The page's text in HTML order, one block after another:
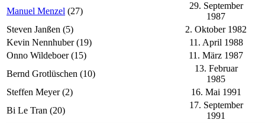
Manuel Menzel (27)
29. September
1987
Steven Janßen (5)
2. Oktober 1982
Kevin Nennhuber (19)
11. April 1988
Onno Wildeboer (15)
11. März 1987
Bernd Grotlüschen (10)
13. Februar
1985
Steffen Meyer (2)
16. Mai 1991
Bi Le Tran (20)
17. September
1991